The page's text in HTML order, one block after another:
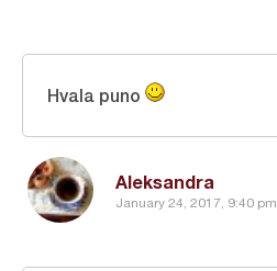
Aleksandra
January 24, 2017, 9:40 pm
Hvala puno